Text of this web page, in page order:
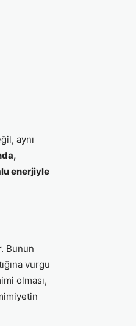
aynı
enerjiyle
Bunun
vurgu
olması,